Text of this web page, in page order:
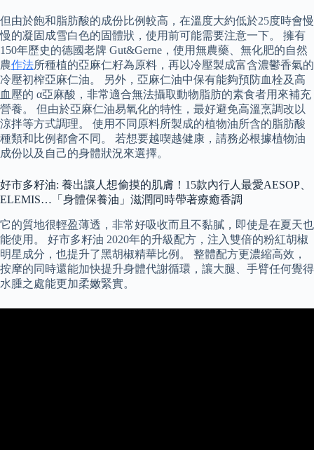
但由於飽和脂肪酸的成份比例較高，在溫度大約低於25度時會慢
慢的凝固成雪白色的固體狀，使用前可能需要注意一下。 擁有
150年歷史的德國老牌 Gut&Gerne，使用無農藥、無化肥的自然
農作法所種植的亞麻仁籽為原料，再以冷壓製成富含濃鬱香氣的
冷壓初榨亞麻仁油。 另外，亞麻仁油中保有能夠預防血栓及高
血壓的 α亞麻酸，非常適合無法攝取動物脂肪的素食者用來補充
營養。 但由於亞麻仁油易氧化的特性，最好避免高溫烹調改以
涼拌等方式調理。 使用不同原料所製成的植物油所含的脂肪酸
種類和比例都會不同。 若想要越喫越健康，請務必根據植物油
成份以及自己的身體狀況來選擇。
好市多籽油: 養出讓人想偷摸的肌膚！15款內行人最愛AESOP、
ELEMIS…「身體保養油」滋潤同時帶著療癒香調
它的質地很輕盈薄透，非常好吸收而且不黏膩，即使是在夏天也
能使用。 好市多籽油 2020年的升級配方，注入雙倍的粉紅胡椒
明星成分，也提升了黑胡椒精華比例。 整體配方更濃縮高效，
按摩的同時還能加快提升身體代謝循環，讓大腿、手臂任何覺得
水腫之處能更加柔嫩緊實。